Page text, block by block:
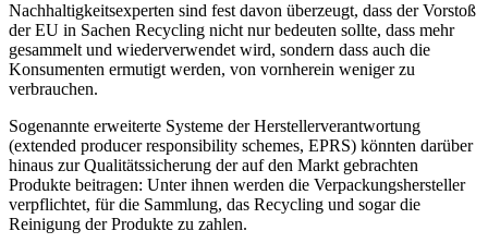
Nachhaltigkeitsexperten sind fest davon überzeugt, dass der Vorstoß
der EU in Sachen Recycling nicht nur bedeuten sollte, dass mehr
gesammelt und wiederverwendet wird, sondern dass auch die
Konsumenten ermutigt werden, von vornherein weniger zu
verbrauchen.
Sogenannte erweiterte Systeme der Herstellerverantwortung
(extended producer responsibility schemes, EPRS) könnten darüber
hinaus zur Qualitätssicherung der auf den Markt gebrachten
Produkte beitragen: Unter ihnen werden die Verpackungshersteller
verpflichtet, für die Sammlung, das Recycling und sogar die
Reinigung der Produkte zu zahlen.